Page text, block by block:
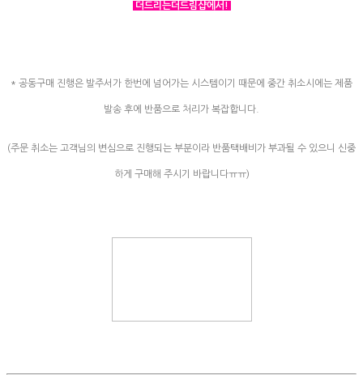
더드리는더드림샵에서!
* 공동구매 진행은 발주서가 한번에 넘어가는 시스템이기 때문에 중간 취소시에는 제품
발송 후에 반품으로 처리가 복잡합니다.
(주문 취소는 고객님의 변심으로 진행되는 부분이라 반품택배비가 부과될 수 있으니 신중
하게 구매해 주시기 바랍니다ㅠㅠ)